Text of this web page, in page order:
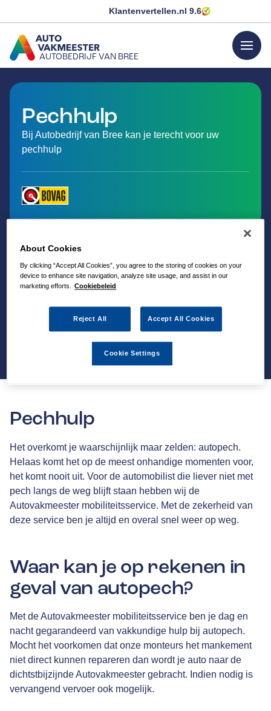
Klantenvertellen.nl 9.6
AUTOBEDRIJF VAN BREE
GA NAAR DE HOMEPAGINA
menu
Pechhulp
Bij Autobedrijf van Bree kan je terecht voor uw
pechhulp
Pechhulp
Het overkomt je waarschijnlijk maar zelden: autopech.
Helaas komt het op de meest onhandige momenten voor,
het komt nooit uit. Voor de automobilist die liever niet met
pech langs de weg blijft staan hebben wij de
Autovakmeester mobiliteitsservice. Met de zekerheid van
deze service ben je altijd en overal snel weer op weg.
Waar kan je op rekenen in
geval van autopech?
Met de Autovakmeester mobiliteitsservice ben je dag en
nacht gegarandeerd van vakkundige hulp bij autopech.
Mocht het voorkomen dat onze monteurs het mankement
niet direct kunnen repareren dan wordt je auto naar de
dichtstbijzijnde Autovakmeester gebracht. Indien nodig is
vervangend vervoer ook mogelijk.
About Cookies
By clicking “Accept All Cookies”, you agree to the storing of cookies on your
device to enhance site navigation, analyze site usage, and assist in our
marketing efforts.
Cookiebeleid
Reject All Accept All Cookies
Cookie Settings